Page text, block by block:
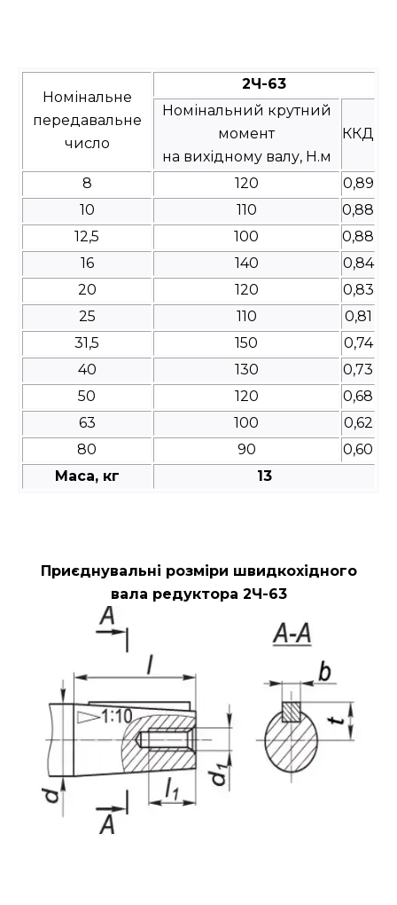
Номінальне
передавальне
число
2Ч-63
Номінальний крутний
момент
на вихідному валу, Н.м
ККД
8 120
0,89
10
110
0,88
12,5
100
0,88
16
140
0,84
20
120
0,83
25
110
0,81
31,5
150
0,74
40
130
0,73
50
120
0,68
63
100
0,62
80
90
0,60
Маса, кг
13
Приєднувальні розміри швидкохідного
вала редуктора 2Ч-63